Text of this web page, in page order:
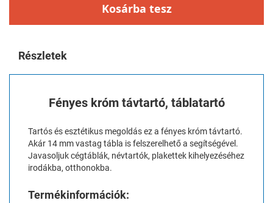
Kosárba tesz
Részletek
Fényes króm távtartó, táblatartó
Tartós és esztétikus megoldás ez a fényes króm távtartó.
Akár 14 mm vastag tábla is felszerelhető a segítségével.
Javasoljuk cégtáblák, névtartók, plakettek kihelyezéséhez
irodákba, otthonokba.
Termékinformációk: